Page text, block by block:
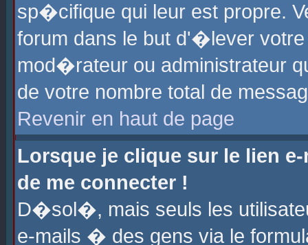
sp�cifique qui leur est propre.
forum dans le but d'�lever
mod�rateur ou administrateur
de votre nombre total de
Revenir en haut de page
Lorsque je clique sur le lien
de me connecter !
D�sol�, mais seuls les
e-mails � des gens via le